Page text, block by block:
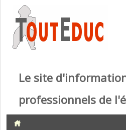
Le site
professionnels de